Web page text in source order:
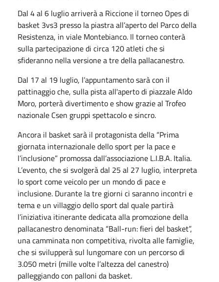
Dal 4 al 6 luglio arriverà a Riccione il torneo Opes di
basket 3vs3 presso la piastra all’aperto del Parco della
Resistenza, in viale Montebianco. Il torneo conterà
sulla partecipazione di circa 120 atleti che si
sfideranno nella versione a tre della pallacanestro.
Dal 17 al 19 luglio, l’appuntamento sarà con il
pattinaggio che, sulla pista all'aperto di piazzale Aldo
Moro, porterà divertimento e show grazie al Trofeo
nazionale Csen gruppi spettacolo e sincro.
Ancora il basket sarà il protagonista della “Prima
giornata internazionale dello sport per la pace e
l’inclusione” promossa dall’associazione L.I.B.A. Italia.
L’evento, che si svolgerà dal 25 al 27 luglio, interpreta
lo sport come veicolo per un mondo di pace e
inclusione. Durante la tre giorni ci saranno incontri e
tema e un villaggio dello sport dal quale partirà
l’iniziativa itinerante dedicata alla promozione della
pallacanestro denominata “Ball-run: fieri del basket”,
una camminata non competitiva, rivolta alle famiglie,
che si svilupperà sul lungomare con un percorso di
3.050 metri (mille volte l’altezza del canestro)
palleggiando con palloni da basket.